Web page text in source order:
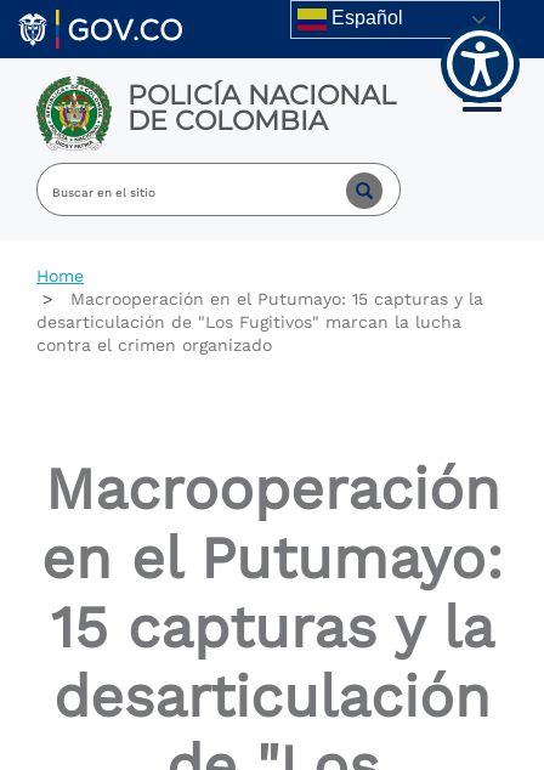
Skip to main content Español
POLICÍA NACIONAL
DE COLOMBIA Toggle
Home
Macrooperación en el Putumayo: 15 capturas y la
desarticulación de "Los Fugitivos" marcan la lucha
contra el crimen organizado
Macrooperación
en el Putumayo:
15 capturas y la
desarticulación